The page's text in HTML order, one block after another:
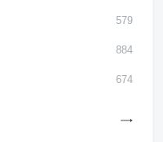
579
884
674